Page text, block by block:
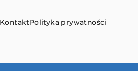
KontaktPolityka prywatności